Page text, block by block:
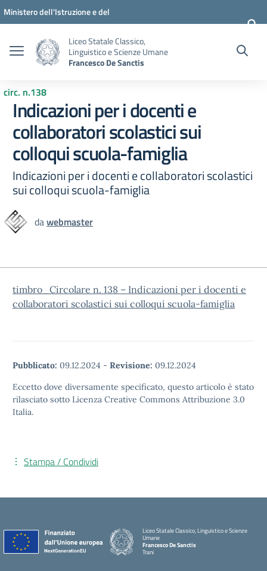
Vai ai contenuti
Vai al menu di navigazione
Vai al footer
Ministero dell'Istruzione e del
Liceo Statale Classico,
Linguistico e Scienze Umane
Francesco De Sanctis
circ. n.138
Indicazioni per i docenti e
collaboratori scolastici sui
colloqui scuola-famiglia
Indicazioni per i docenti e collaboratori scolastici
sui colloqui scuola-famiglia
dawebmaster
timbro_Circolare n. 138 – Indicazioni per i docenti e
collaboratori scolastici sui colloqui scuola-famiglia
Pubblicato: 09.12.2024 - Revisione: 09.12.2024
Eccetto dove diversamente specificato, questo articolo è stato
rilasciato sotto Licenza Creative Commons Attribuzione 3.0
Italia.
Stampa / Condividi
Liceo Statale Classico, Linguistico e Scienze
Umane
Francesco De Sanctis
Trani